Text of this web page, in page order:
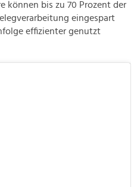
können bis zu 70 Prozent der
eingespart
effizienter genutzt